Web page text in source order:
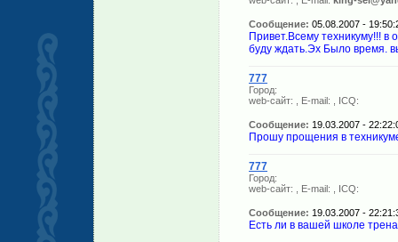
Сообщение: 05.08.2007 -
Привет.Всему техникуму!!!
буду ждать.Эх Было время.
777
Город:
web-сайт:
, E-mail: , ICQ:
Сообщение: 19.03.2007 -
Прошу прощения в
777
Город:
web-сайт:
, E-mail: , ICQ:
Сообщение: 19.03.2007 -
Есть ли в вашей школе